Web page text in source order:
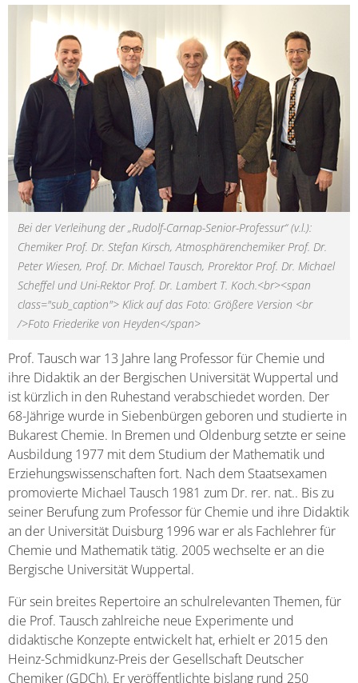
Bei der Verleihung der „Rudolf-Carnap-Senior-Professur“ (v.l.):
Chemiker Prof. Dr. Stefan Kirsch, Atmosphärenchemiker Prof. Dr.
Peter Wiesen, Prof. Dr. Michael Tausch, Prorektor Prof. Dr. Michael
Scheffel und Uni-Rektor Prof. Dr. Lambert T. Koch.<br><span
class="sub_caption"> Klick auf das Foto: Größere Version <br
/>Foto Friederike von Heyden</span>
Prof. Tausch war 13 Jahre lang Professor für Chemie und
ihre Didaktik an der Bergischen Universität Wuppertal und
ist kürzlich in den Ruhestand verabschiedet worden. Der
68-Jährige wurde in Siebenbürgen geboren und studierte in
Bukarest Chemie. In Bremen und Oldenburg setzte er seine
Ausbildung 1977 mit dem Studium der Mathematik und
Erziehungswissenschaften fort. Nach dem Staatsexamen
promovierte Michael Tausch 1981 zum Dr. rer. nat.. Bis zu
seiner Berufung zum Professor für Chemie und ihre Didaktik
an der Universität Duisburg 1996 war er als Fachlehrer für
Chemie und Mathematik tätig. 2005 wechselte er an die
Bergische Universität Wuppertal.
Für sein breites Repertoire an schulrelevanten Themen, für
die Prof. Tausch zahlreiche neue Experimente und
didaktische Konzepte entwickelt hat, erhielt er 2015 den
Heinz-Schmidkunz-Preis der Gesellschaft Deutscher
Chemiker (GDCh). Er veröffentlichte bislang rund 250